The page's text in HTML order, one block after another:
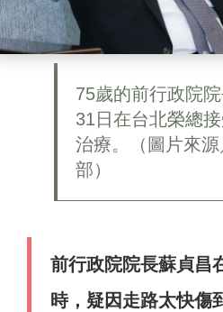
75歲的前行政院
31日在台北榮總
治療。（圖片來
部）
前行政院院長蘇貞昌
時，疑因走路太快傷